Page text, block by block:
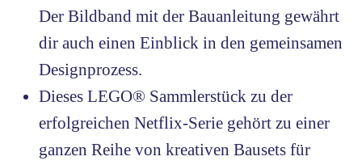
Der Bildband mit der Bauanleitung gewährt
dir auch einen Einblick in den gemeinsamen
Designprozess.
Dieses LEGO® Sammlerstück zu der
erfolgreichen Netflix-Serie gehört zu einer
ganzen Reihe von kreativen Bausets für